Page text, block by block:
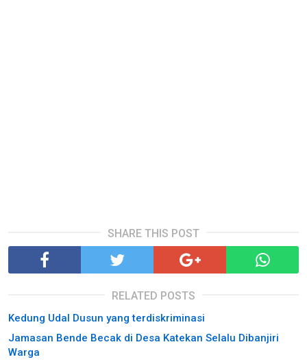
SHARE THIS POST
RELATED POSTS
Kedung Udal Dusun yang terdiskriminasi
Jamasan Bende Becak di Desa Katekan Selalu Dibanjiri
Warga